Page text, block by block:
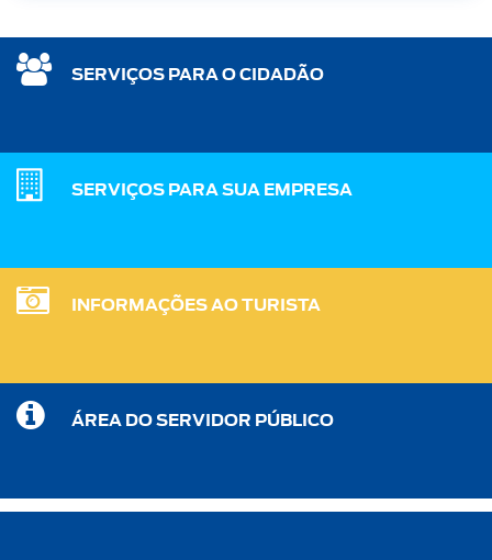
SERVIÇOS PARA O CIDADÃO
SERVIÇOS PARA SUA EMPRESA
INFORMAÇÕES AO TURISTA
ÁREA DO SERVIDOR PÚBLICO